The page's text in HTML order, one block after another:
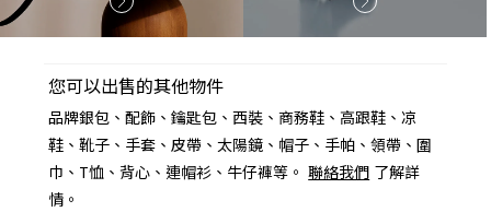
您可以出售的其他物件
品牌銀包、配飾、鑰匙包、西裝、商務鞋、高跟鞋、凉
鞋、靴子、手套、皮帶、太陽鏡、帽子、手帕、領帶、圍
巾、T恤、背心、連帽衫、牛仔褲等。聯絡我們 了解詳
情。